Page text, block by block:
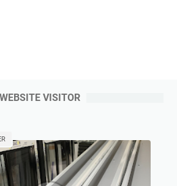
WEBSITE VISITOR